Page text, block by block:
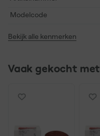
Modelcode
Bekijk alle kenmerken
Vaak gekocht met